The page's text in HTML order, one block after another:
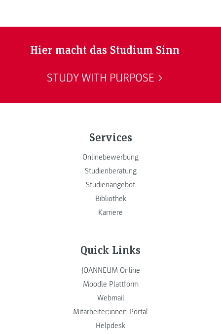
Hier macht das Studium Sinn
STUDY WITH PURPOSE
Services
Onlinebewerbung
Studienberatung
Studienangebot
Bibliothek
Karriere
Quick Links
JOANNEUM Online
Moodle Plattform
Webmail
Mitarbeiter:innen-Portal
Helpdesk